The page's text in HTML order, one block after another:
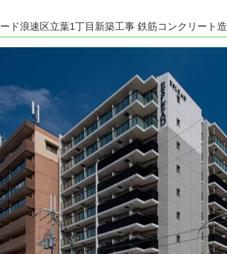
ード浪速区立葉1丁目新築工事 鉄筋コンクリート造